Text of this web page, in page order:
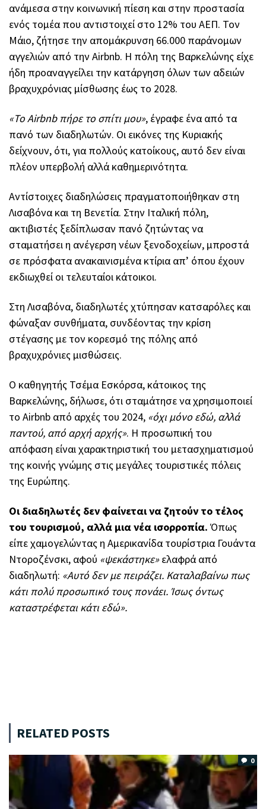
ανάμεσα στην κοινωνική πίεση και στην προστασία
ενός τομέα που αντιστοιχεί στο 12% του ΑΕΠ. Τον
Μάιο, ζήτησε την απομάκρυνση 66.000 παράνομων
αγγελιών από την Airbnb. Η πόλη της Βαρκελώνης είχε
ήδη προαναγγείλει την κατάργηση όλων των αδειών
βραχυχρόνιας μίσθωσης έως το 2028.
«Το Airbnb πήρε το σπίτι μου», έγραφε ένα από τα
πανό των διαδηλωτών. Οι εικόνες της Κυριακής
δείχνουν, ότι, για πολλούς κατοίκους, αυτό δεν είναι
πλέον υπερβολή αλλά καθημερινότητα.
Αντίστοιχες διαδηλώσεις πραγματοποιήθηκαν στη
Λισαβόνα και τη Βενετία. Στην Ιταλική πόλη,
ακτιβιστές ξεδίπλωσαν πανό ζητώντας να
σταματήσει η ανέγερση νέων ξενοδοχείων, μπροστά
σε πρόσφατα ανακαινισμένα κτίρια απ’ όπου έχουν
εκδιωχθεί οι τελευταίοι κάτοικοι.
Στη Λισαβόνα, διαδηλωτές χτύπησαν κατσαρόλες και
φώναξαν συνθήματα, συνδέοντας την κρίση
στέγασης με τον κορεσμό της πόλης από
βραχυχρόνιες μισθώσεις.
Ο καθηγητής Τσέμα Εσκόρσα, κάτοικος της
Βαρκελώνης, δήλωσε, ότι σταμάτησε να χρησιμοποιεί
το Airbnb από αρχές του 2024, «όχι μόνο εδώ, αλλά
παντού, από αρχή αρχής». Η προσωπική του
απόφαση είναι χαρακτηριστική του μετασχηματισμού
της κοινής γνώμης στις μεγάλες τουριστικές πόλεις
της Ευρώπης.
Οι διαδηλωτές δεν φαίνεται να ζητούν το τέλος
του τουρισμού, αλλά μια νέα ισορροπία. Όπως
είπε χαμογελώντας η Αμερικανίδα τουρίστρια Γουάντα
Ντοροζένσκι, αφού «ψεκάστηκε» ελαφρά από
διαδηλωτή: «Αυτό δεν με πειράζει. Καταλαβαίνω πως
κάτι πολύ προσωπικό τους πονάει. Ίσως όντως
καταστρέφεται κάτι εδώ».
RELATED POSTS
0